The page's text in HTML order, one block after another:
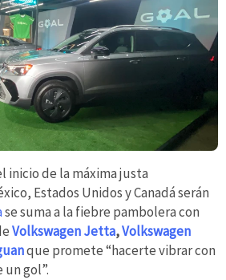
inicio de la máxima justa
Estados Unidos y Canadá serán
se suma a la fiebre pambolera con
Volkswagen Jetta,Volkswagen
que promete “hacerte vibrar con
gol”.